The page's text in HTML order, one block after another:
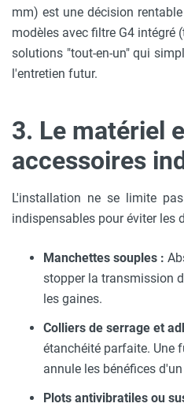
mm) est une décision
modèles avec filtre G4 intégré
solutions "tout-en-un" qui
l'entretien futur.
3. Le matériel
accessoires
L'installation ne se limite
indispensables pour éviter les
Manchettes souples :
stopper la transmission
les gaines.
Colliers de serrage et
étanchéité parfaite. Une
annule les bénéfices
Plots antivibratiles ou